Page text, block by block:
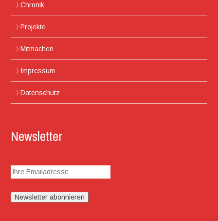
Chronik
Projekte
Mitmachen
Impressum
Datenschutz
Newsletter